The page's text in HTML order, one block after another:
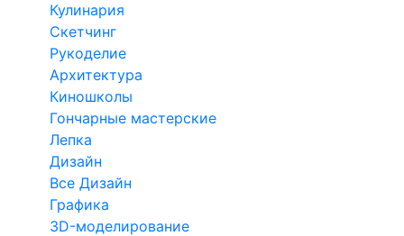
Кулинария
Скетчинг
Рукоделие
Архитектура
Киношколы
Гончарные мастерские
Лепка
Дизайн
Все Дизайн
Графика
3D-моделирование